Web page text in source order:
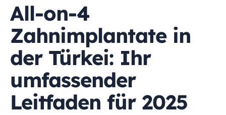
All-on-4
Zahnimplantate in
der Türkei: Ihr
umfassender
Leitfaden für 2025